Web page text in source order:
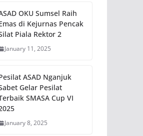
OKU Sumsel Raih
di Kejurnas Pencak
Piala Rektor 2
January 11, 2025
ASAD Nganjuk
Gelar Pesilat
SMASA Cup VI
January 8, 2025